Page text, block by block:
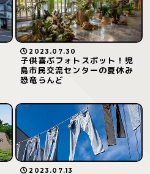
2023.07.30
子供喜ぶフォトスポット！児
島市民交流センターの夏休み
恐竜らんど
2023.07.13